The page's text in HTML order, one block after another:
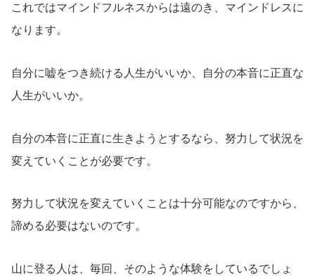
これではマインドフルネスからは遠のき、マインドレスに
なります。
自分に嘘をつき続ける人生がいいか、自分の本音に正直な
人生がいいか。
自分の本音に正直に生きようとするなら、努力して状況を
変えていくことが必要です。
努力して状況を変えていくことは十分可能なのですから、
諦める必要はないのです。
山に登る人は、毎回、そのような体験をしているでしょ